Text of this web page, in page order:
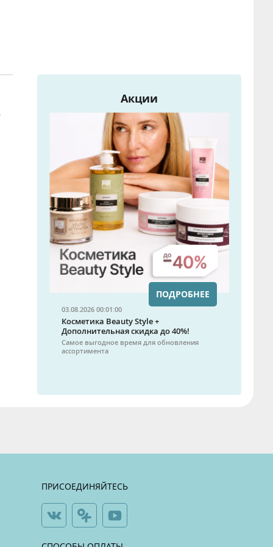
Акции
03.08.2026 00:01:00
Косметика Beauty Style +
Дополнительная скидка до 40%!
Самое выгодное время для обновления
ассортимента
ПОДРОБНЕЕ
ПРИСОЕДИНЯЙТЕСЬ